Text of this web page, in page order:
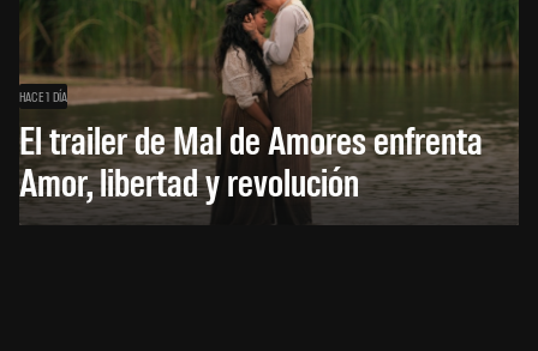
HACE 1 DÍA
El trailer de Mal de Amores enfrenta
Amor, libertad y revolución